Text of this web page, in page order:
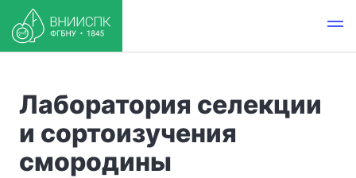
Лаборатория селекции
и сортоизучения
смородины